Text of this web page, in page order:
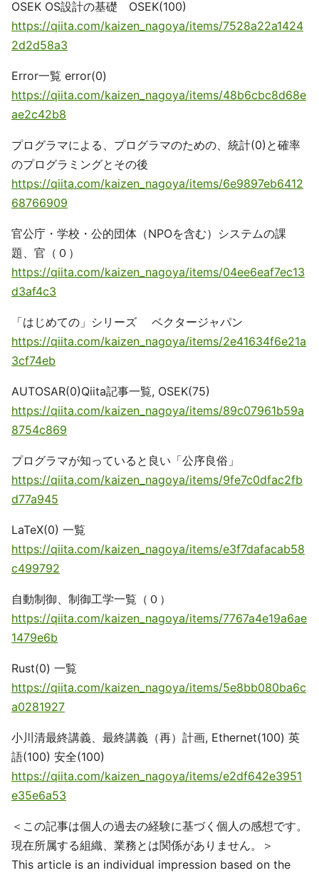
OSEK OS設計の基礎 OSEK(100)
https://qiita.com/kaizen_nagoya/items/7528a22a1424
2d2d58a3
Error一覧 error(0)
https://qiita.com/kaizen_nagoya/items/48b6cbc8d68e
ae2c42b8
プログラマによる、プログラマのための、統計(0)と確率
のプログラミングとその後
https://qiita.com/kaizen_nagoya/items/6e9897eb6412
68766909
官公庁・学校・公的団体（NPOを含む）システムの課
題、官（０）
https://qiita.com/kaizen_nagoya/items/04ee6eaf7ec13
d3af4c3
「はじめての」シリーズ ベクタージャパン
https://qiita.com/kaizen_nagoya/items/2e41634f6e21a
3cf74eb
AUTOSAR(0)Qiita記事一覧, OSEK(75)
https://qiita.com/kaizen_nagoya/items/89c07961b59a
8754c869
プログラマが知っていると良い「公序良俗」
https://qiita.com/kaizen_nagoya/items/9fe7c0dfac2fb
d77a945
LaTeX(0) 一覧
https://qiita.com/kaizen_nagoya/items/e3f7dafacab58
c499792
自動制御、制御工学一覧（０）
https://qiita.com/kaizen_nagoya/items/7767a4e19a6ae
1479e6b
Rust(0) 一覧
https://qiita.com/kaizen_nagoya/items/5e8bb080ba6c
a0281927
小川清最終講義、最終講義（再）計画, Ethernet(100) 英
語(100) 安全(100)
https://qiita.com/kaizen_nagoya/items/e2df642e3951
e35e6a53
＜この記事は個人の過去の経験に基づく個人の感想です。
現在所属する組織、業務とは関係がありません。＞
This article is an individual impression based on the